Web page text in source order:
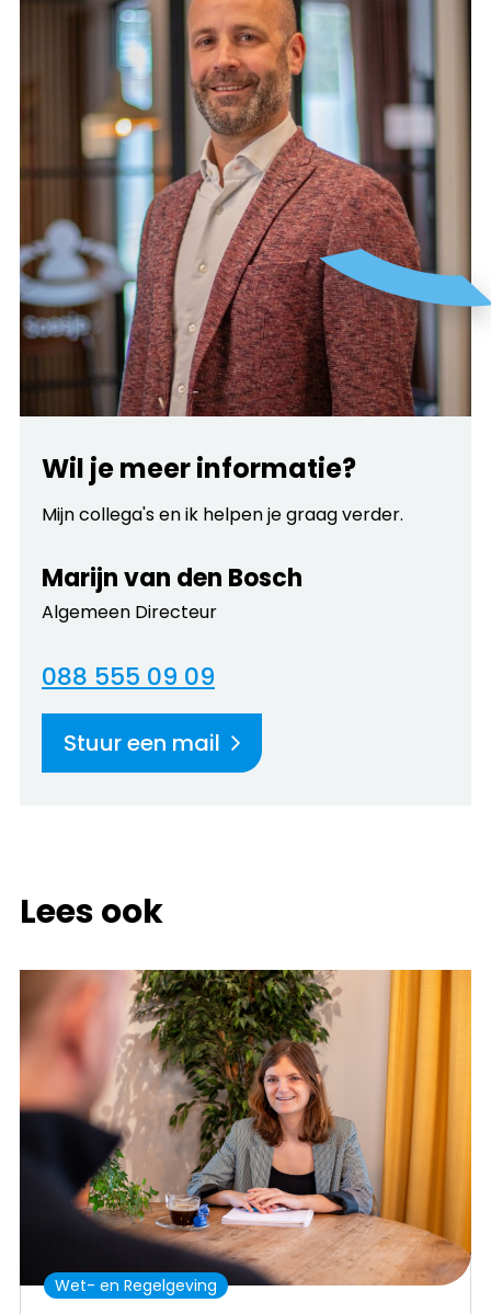
Wil je meer informatie?
Mijn collega's en ik helpen je graag verder.
Marijn van den Bosch
Algemeen Directeur
088 555 09 09
Stuur een mail
Lees ook
Wet- en Regelgeving